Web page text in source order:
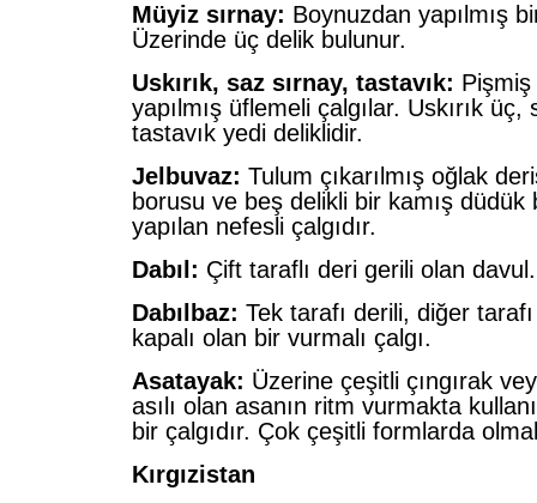
Müyiz sırnay: Boynuzdan yapılmış
Üzerinde üç delik bulunur.
Uskırık, saz sırnay, tastavık:
yapılmış üflemeli çalgılar. Uskırık üç,
tastavık yedi deliklidir.
Jelbuvaz: Tulum çıkarılmış oğlak
borusu ve beş delikli bir kamış düdük
yapılan nefesli çalgıdır.
Dabıl: Çift taraflı deri gerili olan davul.
Dabılbaz: Tek tarafı derili, diğer
kapalı olan bir vurmalı çalgı.
Asatayak: Üzerine çeşitli çıngırak
asılı olan asanın ritm vurmakta
bir çalgıdır. Çok çeşitli formlarda
Kırgızistan